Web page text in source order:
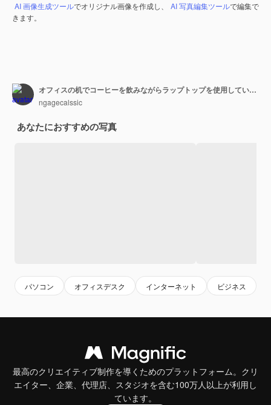
AI 画像生成ツールでオリジナル画像を作成し、 AI 写真編集ツールで編集で
きます。
オフィスの机でコーヒーを飲みながらラップトップを使用しているビジネスマンのミッドセクション
ngagecalssic
あなたにおすすめの写真
パソコン オフィスデスク インターネット ビジネス
最高のクリエイティブ制作を導くためのプラットフォーム。クリ
エイター、企業、代理店、スタジオを含む100万人以上が利用し
ています。